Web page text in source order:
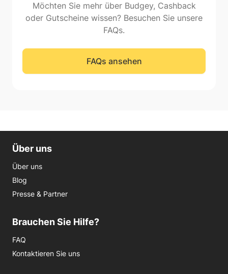
Möchten Sie mehr über Budgey, Cashback
oder Gutscheine wissen? Besuchen Sie unsere
FAQs.
FAQs ansehen
Über uns
Über uns
Blog
Presse & Partner
Brauchen Sie Hilfe?
FAQ
Kontaktieren Sie uns